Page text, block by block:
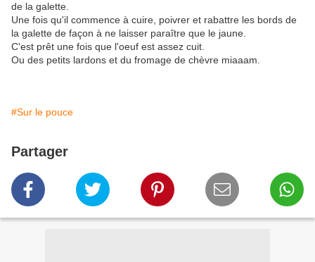
de la galette.
Une fois qu'il commence à cuire, poivrer et rabattre les bords de
la galette de façon à ne laisser paraître que le jaune.
C'est prêt une fois que l'oeuf est assez cuit.
Ou des petits lardons et du fromage de chèvre miaaam.
#Sur le pouce
Partager